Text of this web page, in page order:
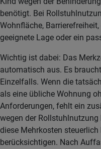
benötigt. Bei
Wohnfläche,
geeignete Lage oder ein
Wichtig ist dabei: Das
automatisch aus. Es
Einzelfalls. Wenn die
als eine übliche Wohnung
Anforderungen, fehlt ein
wegen der
diese Mehrkosten
berücksichtigen. Nach